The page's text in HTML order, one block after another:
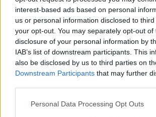
interest-based ads based on personal
us or personal information disclosed to
your opt-out. You may separately opt-out of
disclosure of your personal information by
IAB’s list of downstream participants. This
also be disclosed by us to third parties on
Downstream Participants that may further
Please note that this website/app uses one
Personal Data Processing Opt Outs
Inviaci le tue
i tuoi video e le tue
Su WhatsApp al
345 356 7512
Notizie in tempo
Entra nel canale